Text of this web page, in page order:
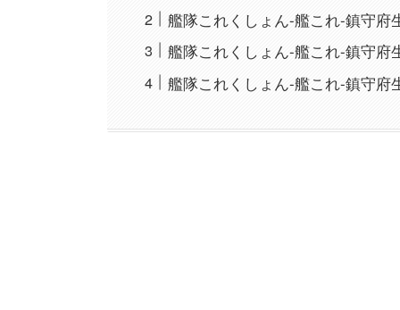
艦隊これくしょん-艦これ-鎮守府
艦隊これくしょん-艦これ-鎮守府
艦隊これくしょん-艦これ-鎮守